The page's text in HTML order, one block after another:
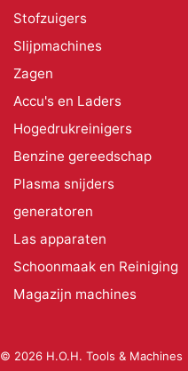
Stofzuigers
Slijpmachines
Zagen
Accu's en Laders
Hogedrukreinigers
Benzine gereedschap
Plasma snijders
generatoren
Las apparaten
Schoonmaak en Reiniging
Magazijn machines
© 2026 H.O.H. Tools & Machines